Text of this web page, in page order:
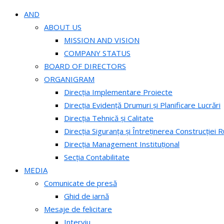
AND
ABOUT US
MISSION AND VISION
COMPANY STATUS
BOARD OF DIRECTORS
ORGANIGRAM
Direcția Implementare Proiecte
Direcția Evidență Drumuri și Planificare Lucrări
Direcția Tehnică și Calitate
Direcția Siguranța și Întreținerea Construcției
Direcția Management Instituțional
Secția Contabilitate
MEDIA
Comunicate de presă
Ghid de iarnă
Mesaje de felicitare
Interviu